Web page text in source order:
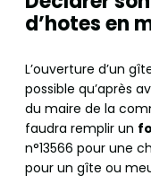
d’hotes en
L’ouverture d’un
possible qu’après
du maire de la
faudra remplir un
n°13566 pour une
pour un gîte ou